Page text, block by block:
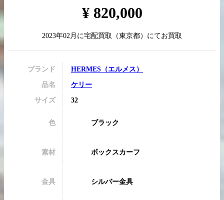
¥ 820,000
2023年02月 に宅配買取 （東京都）にてお買取
ブランド HERMES （エルメス ）
品名 ケリー
サイズ 32
色 ブラック
素材 ボックスカーフ
金具 シルバー金具